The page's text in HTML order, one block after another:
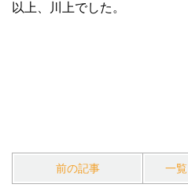
以上、川上でした。
前の記事 一覧